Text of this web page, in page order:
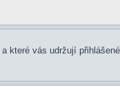
které vás udržují